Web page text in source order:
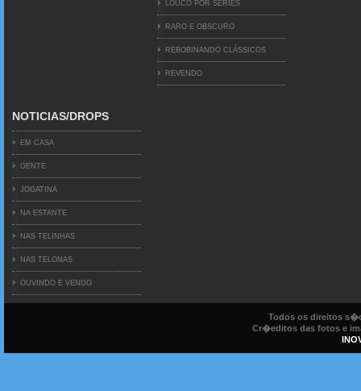
LOUCO POR SERIES
RARO E OBSCURO
REBOBINANDO CLÁSSICOS
REVENDO
NOTICIAS/DROPS
EM CASA
GENTE
JOGATINA
NA ESTANTE
NAS TELINHAS
NAS TELONAS
OUVINDO E VENDO
Todos os direitos
Cr�editos das fotos e